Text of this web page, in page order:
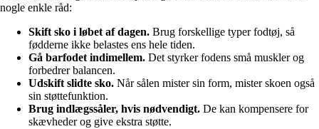
nogle enkle råd:
Skift sko i løbet af dagen. Brug forskellige typer fodtøj, så
fødderne ikke belastes ens hele tiden.
Gå barfodet indimellem. Det styrker fodens små muskler og
forbedrer balancen.
Udskift slidte sko. Når sålen mister sin form, mister skoen også
sin støttefunktion.
Brug indlægssåler, hvis nødvendigt. De kan kompensere for
skævheder og give ekstra støtte.